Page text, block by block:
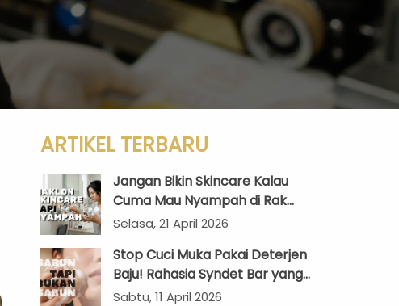
Layanan
Sertifikat
ARTIKEL TERBARU
Jangan Bikin Skincare Kalau
Cuma Mau Nyampah di Rak
Kamar Mandi!
Selasa, 21 April 2026
Stop Cuci Muka Pakai Deterjen
Baju! Rahasia Syndet Bar yang
Bikin Kantong Brand Anda Makin
Sabtu, 11 April 2026